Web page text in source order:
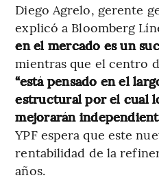
Diego Agrelo, gerente
explicó a Bloomberg
en el mercado es un
mientras que el centro
“está pensado en el
estructural por el cual
mejorarán
YPF espera que este
rentabilidad de la
años.